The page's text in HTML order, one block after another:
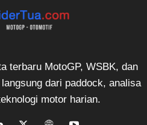
terbaru MotoGP, WSBK, dan
dari paddock, analisa
motor harian.